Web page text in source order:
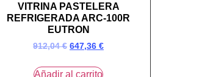
VITRINA PASTELERA
REFRIGERADA ARC-100R
EUTRON
912,04€ 647,36 €
Añadir al carrito